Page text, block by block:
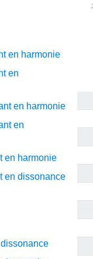
en harmonie
en
en harmonie
en
en harmonie
en dissonance